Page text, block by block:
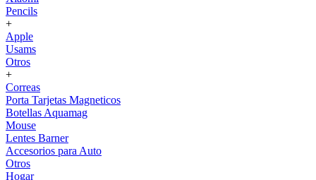
Pencils
+
Apple
Usams
Otros
+
Correas
Porta Tarjetas Magneticos
Botellas Aquamag
Mouse
Lentes Barner
Accesorios para Auto
Otros
Hogar